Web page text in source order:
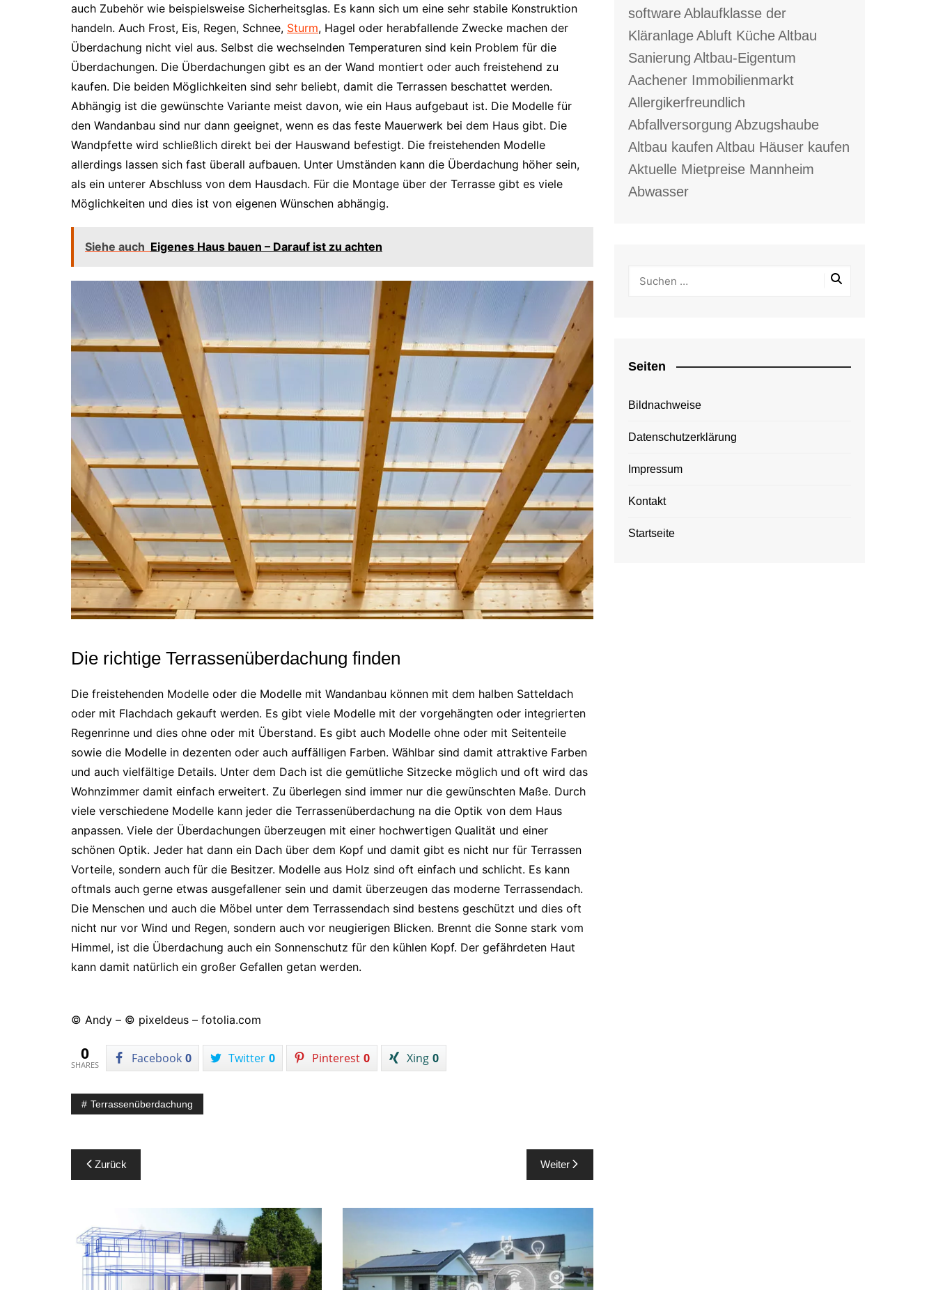
auch Zubehör wie beispielsweise Sicherheitsglas. Es kann sich um eine sehr stabile Konstruktion
handeln. Auch Frost, Eis, Regen, Schnee, Sturm, Hagel oder herabfallende Zwecke machen der
Überdachung nicht viel aus. Selbst die wechselnden Temperaturen sind kein Problem für die
Überdachungen. Die Überdachungen gibt es an der Wand montiert oder auch freistehend zu
kaufen. Die beiden Möglichkeiten sind sehr beliebt, damit die Terrassen beschattet werden.
Abhängig ist die gewünschte Variante meist davon, wie ein Haus aufgebaut ist. Die Modelle für
den Wandanbau sind nur dann geeignet, wenn es das feste Mauerwerk bei dem Haus gibt. Die
Wandpfette wird schließlich direkt bei der Hauswand befestigt. Die freistehenden Modelle
allerdings lassen sich fast überall aufbauen. Unter Umständen kann die Überdachung höher sein,
als ein unterer Abschluss von dem Hausdach. Für die Montage über der Terrasse gibt es viele
Möglichkeiten und dies ist von eigenen Wünschen abhängig.
Siehe auch Eigenes Haus bauen – Darauf ist zu achten
Die richtige Terrassenüberdachung finden
Die freistehenden Modelle oder die Modelle mit Wandanbau können mit dem halben Satteldach
oder mit Flachdach gekauft werden. Es gibt viele Modelle mit der vorgehängten oder integrierten
Regenrinne und dies ohne oder mit Überstand. Es gibt auch Modelle ohne oder mit Seitenteile
sowie die Modelle in dezenten oder auch auffälligen Farben. Wählbar sind damit attraktive Farben
und auch vielfältige Details. Unter dem Dach ist die gemütliche Sitzecke möglich und oft wird das
Wohnzimmer damit einfach erweitert. Zu überlegen sind immer nur die gewünschten Maße. Durch
viele verschiedene Modelle kann jeder die Terrassenüberdachung na die Optik von dem Haus
anpassen. Viele der Überdachungen überzeugen mit einer hochwertigen Qualität und einer
schönen Optik. Jeder hat dann ein Dach über dem Kopf und damit gibt es nicht nur für Terrassen
Vorteile, sondern auch für die Besitzer. Modelle aus Holz sind oft einfach und schlicht. Es kann
oftmals auch gerne etwas ausgefallener sein und damit überzeugen das moderne Terrassendach.
Die Menschen und auch die Möbel unter dem Terrassendach sind bestens geschützt und dies oft
nicht nur vor Wind und Regen, sondern auch vor neugierigen Blicken. Brennt die Sonne stark vom
Himmel, ist die Überdachung auch ein Sonnenschutz für den kühlen Kopf. Der gefährdeten Haut
kann damit natürlich ein großer Gefallen getan werden.
© Andy – © pixeldeus – fotolia.com
0
SHARES Facebook 0 Twitter 0 Pinterest 0 Xing 0
Terrassenüberdachung
Beitragsnavigation
Zurück Weiter
softwareAblaufklasse der
KläranlageAbluft KücheAltbau
Sanierung Altbau-Eigentum
Aachener Immobilienmarkt
Allergikerfreundlich
Abfallversorgung Abzugshaube
Altbau kaufen Altbau Häuser kaufen
Aktuelle Mietpreise Mannheim
Abwasser
Seiten
Bildnachweise
Datenschutzerklärung
Impressum
Kontakt
Startseite